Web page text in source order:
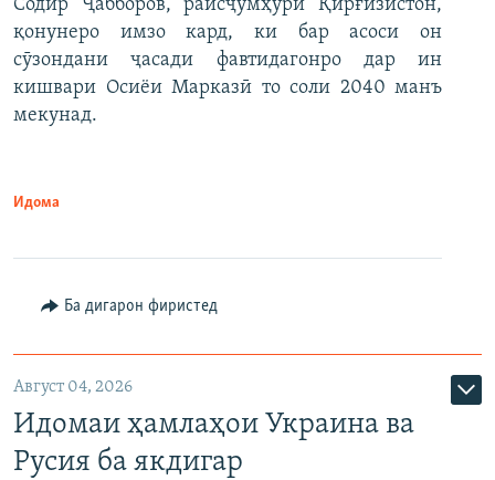
Содир Ҷабборов, раисҷумҳури Қирғизистон,
қонунеро имзо кард, ки бар асоси он
сӯзондани ҷасади фавтидагонро дар ин
кишвари Осиёи Марказӣ то соли 2040 манъ
мекунад.
Идома
Ба дигарон фиристед
Август 04, 2026
Идомаи ҳамлаҳои Украина ва
Русия ба якдигар